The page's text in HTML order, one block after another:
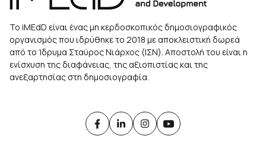
Το iMEdD είναι ένας μη κερδοσκοπικός δημοσιογραφικός
οργανισμός που ιδρύθηκε το 2018 με αποκλειστική δωρεά
από το Ίδρυμα Σταύρος Νιάρχος (ΙΣΝ). Αποστολή του είναι η
ενίσχυση της διαφάνειας, της αξιοπιστίας και της
ανεξαρτησίας στη δημοσιογραφία.